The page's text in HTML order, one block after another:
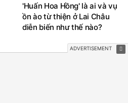
'Huấn Hoa Hồng' là ai và vụ
ồn ào từ thiện ở Lai Châu
diễn biến như thế nào?